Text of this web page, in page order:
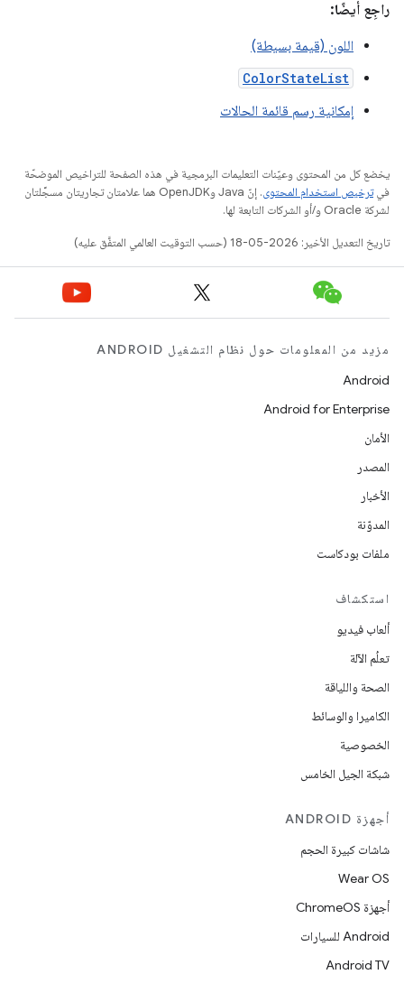
راجِع أيضًا:
اللون (قيمة بسيطة)
ColorStateList
إمكانية رسم قائمة الحالات
يخضع كل من المحتوى وعيّنات التعليمات البرمجية في هذه الصفحة للتراخيص الموضحّة
فيترخيص استخدام المحتوى
. إنّ Java وOpenJDK هما علامتان تجاريتان مسجَّلتان
لشركة Oracle و/أو الشركات التابعة لها.
تاريخ التعديل الأخير: 2026-05-18 (حسب التوقيت العالمي المتفَّق عليه)
مزيد من المعلومات حول نظام التشغيل ANDROID
Android
Android for Enterprise
الأمان
المصدر
الأخبار
المدوّنة
ملفات بودكاست
استكشاف
ألعاب فيديو
تعلُم الآلة
الصحة واللياقة
الكاميرا والوسائط
الخصوصية
شبكة الجيل الخامس
أجهزة ANDROID
شاشات كبيرة الحجم
Wear OS
أجهزة ChromeOS
Android للسيارات
Android TV